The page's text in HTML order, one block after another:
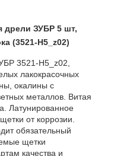
дрели ЗУБР 5 шт,
(3521-H5_z02)
3521-H5_z02,
лакокрасочных
окалины с
металлов. Витая
Латунированное
от коррозии.
обязательный
щетки
качества и